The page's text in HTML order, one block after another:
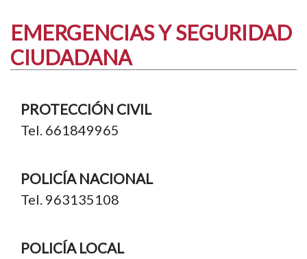
EMERGENCIAS Y SEGURIDAD
CIUDADANA
PROTECCIÓN CIVIL
Tel. 661849965
POLICÍA NACIONAL
Tel. 963135108
POLICÍA LOCAL